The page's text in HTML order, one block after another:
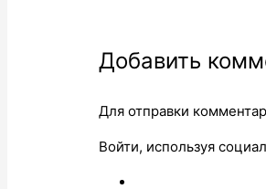
Добавить
Для отправки
Войти, используя